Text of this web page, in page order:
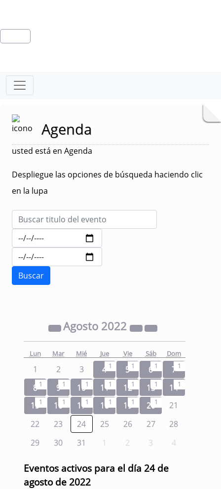
Agenda
usted está en Agenda
Despliegue las opciones de búsqueda haciendo clic
en la lupa
Agosto 2022
Lun Mar Mié Jue Vie Sáb Dom
1 2 3 4 1 5 1 6 1 7 1
8 1 9 1 101 111 121 131 141
151 161 171 181 191 201
21
22
23 24 25 26 27
28
29
30 31 1 2 3 4
Eventos activos para el día 24 de
agosto de 2022